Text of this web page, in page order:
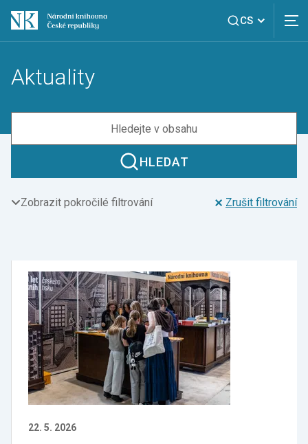
CS
Aktuality
HLEDAT
Zobrazit pokročilé filtrování Zrušit filtrování
22. 5. 2026